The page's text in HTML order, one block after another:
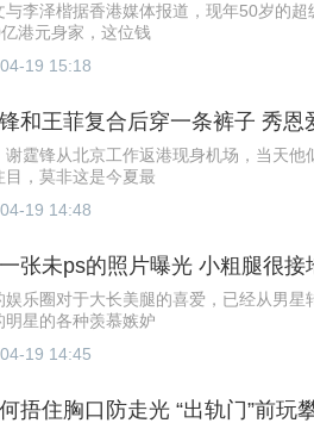
与李泽楷据香港媒体报道，现年50岁的
港元身家，这位钱
19 15:18
和王菲复合后穿一条裤子 秀恩
谢霆锋从北京工作返港现身机场，当天
目，莫非这是今夏最
19 14:48
张未ps的照片曝光 小粗腿很接
娱乐圈对于大长美腿的喜爱，已经从男
明星的各种羡慕嫉妒
19 14:45
捂住胸口防走光 “出轨门”前玩